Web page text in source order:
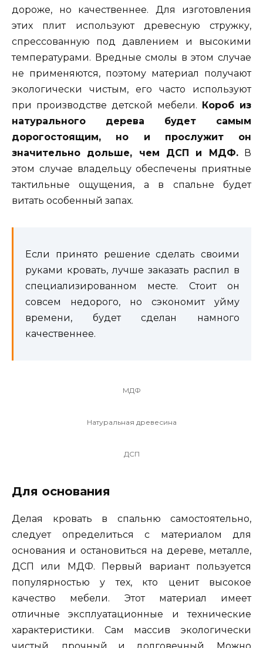
дороже, но качественнее. Для изготовления
этих плит используют древесную стружку,
спрессованную под давлением и высокими
температурами. Вредные смолы в этом случае
не применяются, поэтому материал получают
экологически чистым, его часто используют
при производстве детской мебели. Короб из
натурального дерева будет самым
дорогостоящим, но и прослужит он
значительно дольше, чем ДСП и МДФ.В
этом случае владельцу обеспечены приятные
тактильные ощущения, а в спальне будет
витать особенный запах.
Если принято решение сделать своими
руками кровать, лучше заказать распил в
специализированном месте. Стоит он
совсем недорого, но сэкономит уйму
времени, будет сделан намного
качественнее.
МДФ
Натуральная древесина
ДСП
Для основания
Делая кровать в спальню самостоятельно,
следует определиться с материалом для
основания и остановиться на дереве, металле,
ДСП или МДФ. Первый вариант пользуется
популярностью у тех, кто ценит высокое
качество мебели. Этот материал имеет
отличные эксплуатационные и технические
характеристики. Сам массив экологически
чистый, прочный и долговечный. Можно